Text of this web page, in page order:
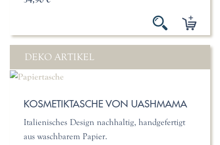
DEKO ARTIKEL
KOSMETIKTASCHE VON UASHMAMA
Italienisches Design nachhaltig, handgefertigt
aus waschbarem Papier.